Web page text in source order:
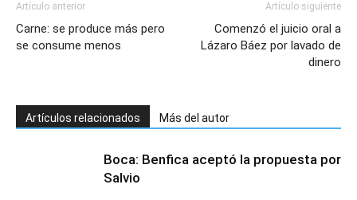
Artículo anterior
Carne: se produce más pero
se consume menos
Artículo siguiente
Comenzó el juicio oral a
Lázaro Báez por lavado de
dinero
Artículos relacionados Más del autor
Boca: Benfica aceptó la propuesta por
Salvio